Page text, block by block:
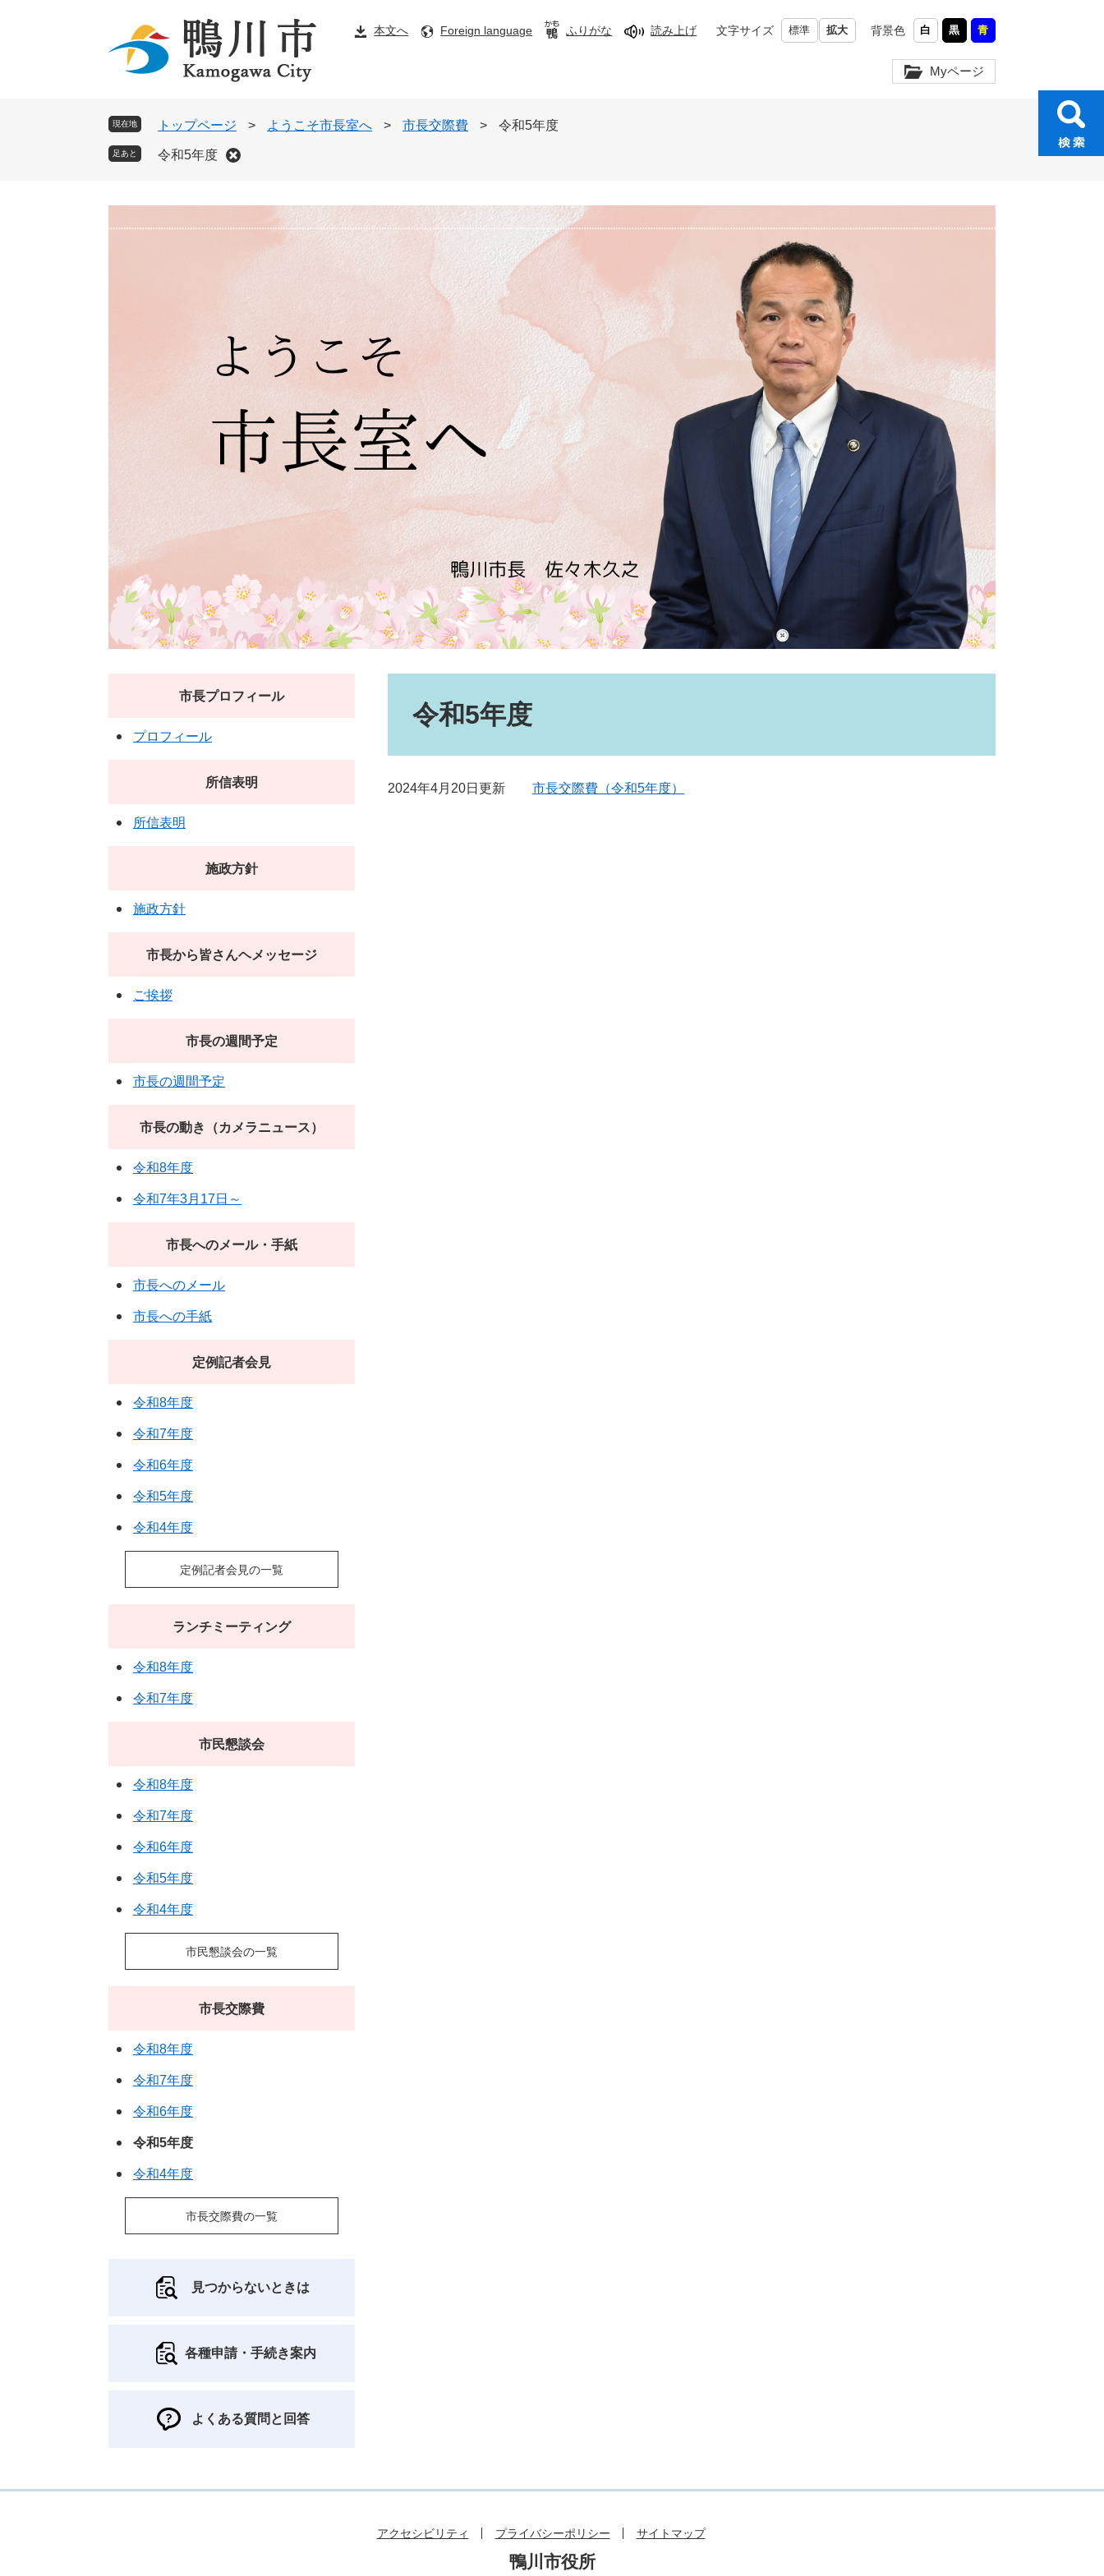
本文へ Foreign language ふりがな 読み上げ 文字サイズ 標準 拡大 背景色 白 黒 青
Myページ
現在地 トップページ > ようこそ市長室へ > 市長交際費 > 令和5年度
足あと 令和5年度
令和5年度
2024年4月20日更新 市長交際費（令和5年度）
市長プロフィール
プロフィール
所信表明
所信表明
施政方針
施政方針
市長から皆さんヘメッセージ
ご挨拶
市長の週間予定
市長の週間予定
市長の動き（カメラニュース）
令和8年度
令和7年3月17日～
市長へのメール・手紙
市長へのメール
市長への手紙
定例記者会見
令和8年度
令和7年度
令和6年度
令和5年度
令和4年度
定例記者会見の一覧
ランチミーティング
令和8年度
令和7年度
市民懇談会
令和8年度
令和7年度
令和6年度
令和5年度
令和4年度
市民懇談会の一覧
市長交際費
令和8年度
令和7年度
令和6年度
令和5年度
令和4年度
市長交際費の一覧
見つからないときは
各種申請・手続き案内
よくある質問と回答
アクセシビリティ プライバシーポリシー サイトマップ
鴨川市役所